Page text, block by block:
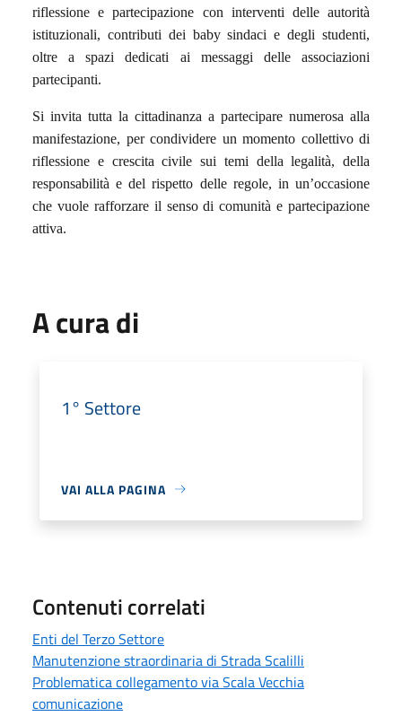
riflessione e partecipazione con interventi delle autorità
istituzionali, contributi dei baby sindaci e degli studenti,
oltre a spazi dedicati ai messaggi delle associazioni
partecipanti.
Si invita tutta la cittadinanza a partecipare numerosa alla
manifestazione, per condividere un momento collettivo di
riflessione e crescita civile sui temi della legalità, della
responsabilità e del rispetto delle regole, in un’occasione
che vuole rafforzare il senso di comunità e partecipazione
attiva.
A cura di
1° Settore
VAI ALLA PAGINA
Contenuti correlati
Enti del Terzo Settore
Manutenzione straordinaria di Strada Scalilli
Problematica collegamento via Scala Vecchia
comunicazione